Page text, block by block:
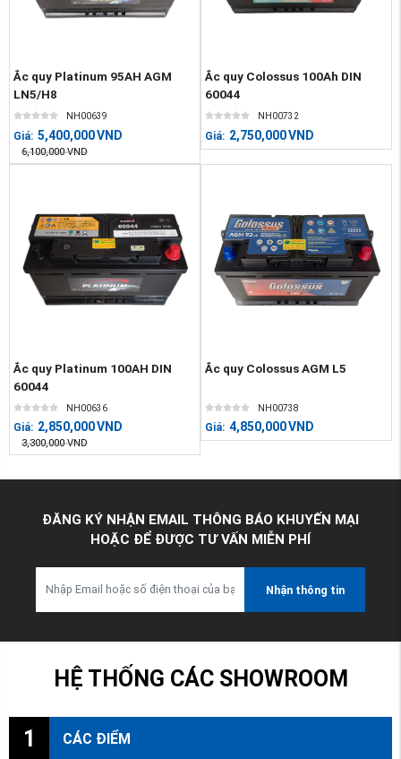
Ắc quy Platinum 95AH AGM
LN5/H8
NH00639
Giá: 5,400,000VND
6,100,000 VND
Ắc quy Colossus 100Ah DIN
60044
NH00732
Giá: 2,750,000VND
Ắc quy Platinum 100AH DIN
60044
NH00636
Giá: 2,850,000VND
3,300,000 VND
Ắc quy Colossus AGM L5
NH00738
Giá: 4,850,000VND
ĐĂNG KÝ NHẬN EMAIL THÔNG BÁO KHUYẾN MẠI
HOẶC ĐỂ ĐƯỢC TƯ VẤN MIỄN PHÍ
Nhận thông tin
HỆ THỐNG CÁC SHOWROOM
1 CÁC ĐIỂM